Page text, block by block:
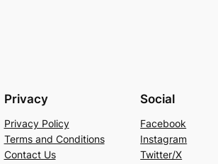
Privacy
Privacy Policy
Terms and Conditions
Contact Us
Social
Facebook
Instagram
Twitter/X